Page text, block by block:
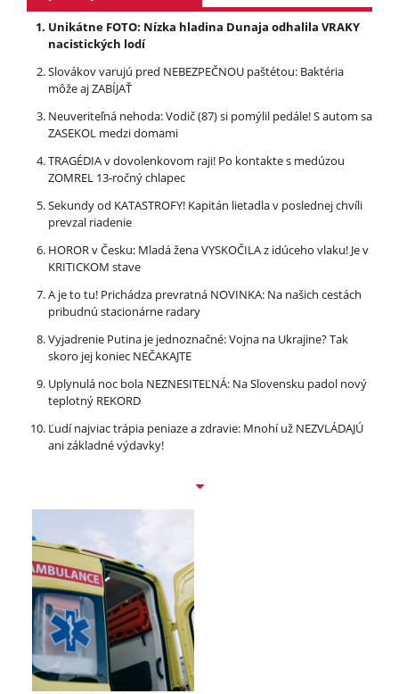
Unikátne FOTO: Nízka hladina Dunaja odhalila VRAKY
nacistických lodí
Slovákov varujú pred NEBEZPEČNOU paštétou: Baktéria
môže aj ZABÍJAŤ
Neuveriteľná nehoda: Vodič (87) si pomýlil pedále! S autom sa
ZASEKOL medzi domami
TRAGÉDIA v dovolenkovom raji! Po kontakte s medúzou
ZOMREL 13-ročný chlapec
Sekundy od KATASTROFY! Kapitán lietadla v poslednej chvíli
prevzal riadenie
HOROR v Česku: Mladá žena VYSKOČILA z idúceho vlaku! Je v
KRITICKOM stave
A je to tu! Prichádza prevratná NOVINKA: Na našich cestách
pribudnú stacionárne radary
Vyjadrenie Putina je jednoznačné: Vojna na Ukrajine? Tak
skoro jej koniec NEČAKAJTE
Uplynulá noc bola NEZNESITEĽNÁ: Na Slovensku padol nový
teplotný REKORD
Ľudí najviac trápia peniaze a zdravie: Mnohí už NEZVLÁDAJÚ
ani základné výdavky!